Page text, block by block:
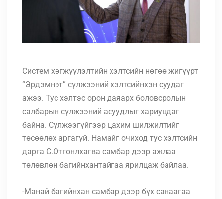
Систем хөгжүүлэлтийн хэлтсийн нөгөө жигүүрт
“Эрдэмнэт” сүлжээний хэлтсийнхэн суудаг
ажээ. Тус хэлтэс орон даяарх боловсролын
салбарын сүлжээний асуудлыг хариуцдаг
байна. Сүлжээгүйгээр цахим шилжилтийг
төсөөлөх аргагүй. Намайг очиход тус хэлтсийн
дарга С.Отгонлхагва самбар дээр ажлаа
төлөвлөн багийнхантайгаа ярилцаж байлаа.
-Манай багийнхан самбар дээр бүх санаагаа